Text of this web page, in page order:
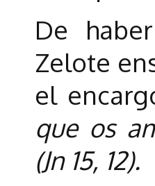
De
Zelote
el
que os
(Jn 15, 12).